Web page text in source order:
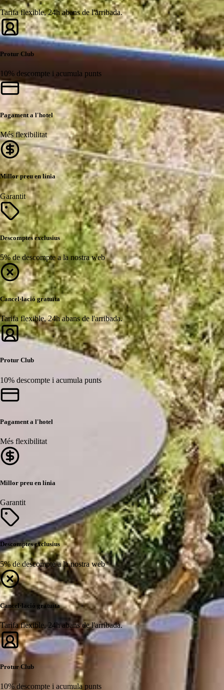
Tarifa flexible, 24h abans de l'arribada.
Protur Club
10% descompte i acumula punts
Pagament a l'hotel
Més flexibilitat
Millor preu en línia
Garantit
Descomptes exclusius
5% de descompte a la nostra web
Cancel·lació gratuïta
Tarifa flexible, 24h abans de l'arribada.
Protur Club
10% descompte i acumula punts
Pagament a l'hotel
Més flexibilitat
Millor preu en línia
Garantit
Descomptes exclusius
5% de descompte a la nostra web
Cancel·lació gratuïta
Tarifa flexible, 24h abans de l'arribada.
Protur Club
10% descompte i acumula punts